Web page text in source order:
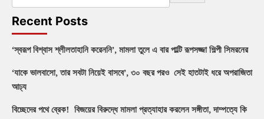
Recent Posts
‘স্বরূপ বিশ্বাস শ্লীলতাহানি করেননি’, মামলা তুলে এ বার পাল্টি রূপসজ্জা শিল্পী সিমরনের
‘যাকে ভালবাসো, তার সবটা নিয়েই বাসবে’, ৩০ বছর পরও সেই হাতটাই ধরে অপরাজিতা
আঢ্য
বিচ্ছেদের পথে ব্রেক! বিজয়ের বিরুদ্ধে মামলা প্রত্যাহার করলেন সঙ্গীতা, দাম্পত্যে কি